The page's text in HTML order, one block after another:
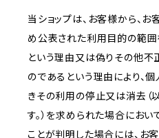
当ショップは、お客様から、
め公表された利用目的の範囲
という理由又は偽りその他不
のであるという理由により、
きその利用の停止又は消去（
す。）を求められた場合にお
ことが判明した場合には、お